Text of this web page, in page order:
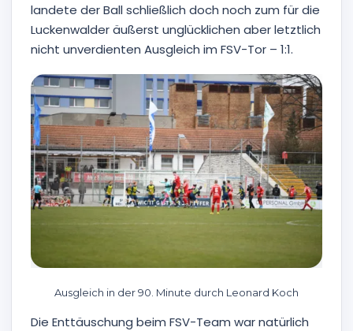
landete der Ball schließlich doch noch zum für die
Luckenwalder äußerst unglücklichen aber letztlich
nicht unverdienten Ausgleich im FSV-Tor – 1:1.
Ausgleich in der 90. Minute durch Leonard Koch
Die Enttäuschung beim FSV-Team war natürlich